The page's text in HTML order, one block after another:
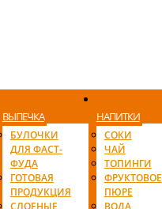
ВЫПЕЧКА
БУЛОЧКИ
ДЛЯ ФАСТ-
ФУДА
ГОТОВАЯ
ПРОДУКЦИЯ
СЛОЕНЫЕ
НАПИТКИ
СОКИ
ЧАЙ
ТОПИНГИ
ФРУКТОВОЕ
ПЮРЕ
ВОДА